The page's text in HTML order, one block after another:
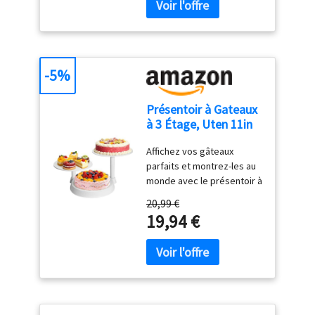
Présentoir à Gateaux
à 3 Étage, Uten 11in
Gateau, Tiered
Patisserie
Presentation pour
Fête de Noël,
Mariage, Anniversaire,
Buffet Evenement
Affichez vos gâteaux
parfaits et montrez-les au
monde avec le présentoir à
Uten. Rendez votre thé de
l'après-midi avec des amis
plus élégants. Une façon
passionnante de présenter
des cupcakes décorés.
Idéal pour une fête ou un
20,99 €
19,94 €
-5%